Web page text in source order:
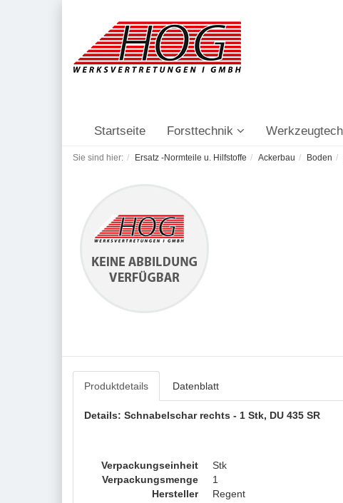
Startseite Forsttechnik
Sie sind hier: Ersatz -Normteile u. Hilfstoffe Ackerbau Boden
Produktdetails Datenblatt
Details: Schnabelschar rechts - 1 Stk, DU 435 SR
Verpackungseinheit
Stk
Verpackungsmenge
1
Hersteller
Regent